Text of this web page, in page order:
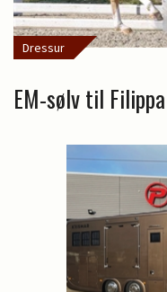
Dressur
EM-sølv til